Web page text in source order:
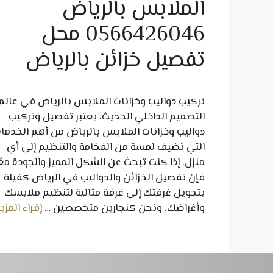
الملابس بالرياض
0566426046 محل
تفصيل خزائن بالرياض
تركيب دواليب وخزانات الملابس بالرياض في
التصميم الداخلي الحديث، يعتبر تفصيل وتركيب
دواليب وخزانات الملابس بالرياض من أهم
التي تضيف لمسة من الفخامة والتنظيم إلى أي
منزل. إذا كنت تبحث عن الشكل المميز والجودة
فإن تفصيل الخزائن والدواليب في الرياض كفيلة
بتحويل غرفتك إلى غرفة مثالية لتنظيم ملابسك
وأغراضك. ونحن كنجارين متخصصين …إقراء